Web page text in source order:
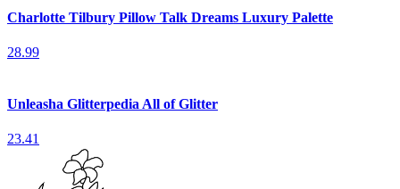
Charlotte Tilbury Pillow Talk Dreams Luxury Palette
28.99
Unleasha Glitterpedia All of Glitter
23.41